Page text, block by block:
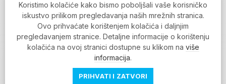
Prihvaćam da se moji podaci spremaju u bazu
podataka i koriste u svrhu slanja MojaRijeka
newslettera
MOJARIJEKA NEWSLETTER
PRIJAVI SE
Koristimo kolačiće kako bismo poboljšali vaše korisničko
iskustvo prilikom pregledavanja naših mrežnih stranica.
Ovo prihvaćate korištenjem kolačića i daljnjim
pregledavanjem stranice. Detaljne informacije o korištenju
kolačića na ovoj stranici dostupne su klikom na više
informacija.
PRIHVATI I ZATVORI